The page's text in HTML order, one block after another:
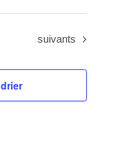
Évènements
suivants